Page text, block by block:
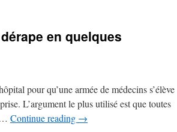
en quelques
pour qu’une armée de médecins s’élève
L’argument le plus utilisé est que toutes
Continue reading →